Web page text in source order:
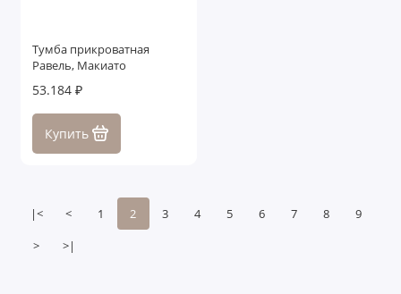
Тумба прикроватная
Равель, Макиато
53.184 ₽
Купить
|< < 1 2 3 4 5 6 7 8 9
> >|